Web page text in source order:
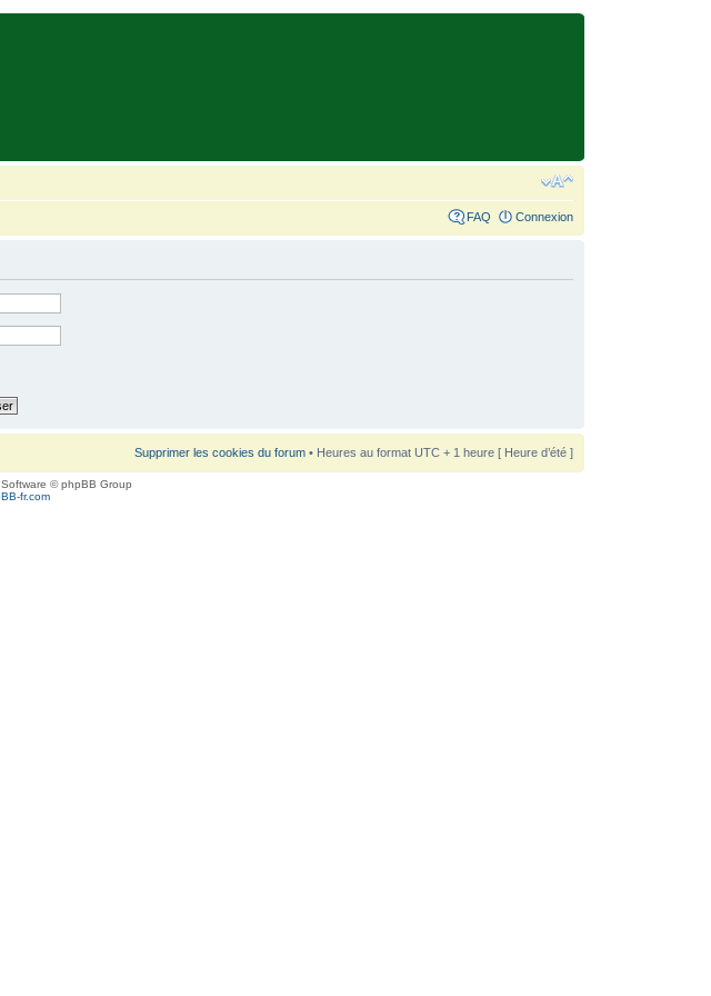
FAQ Connexion
Supprimer les cookies du forum• Heures au format UTC + 1 heure [ Heure d’été ]
© phpBB Group
fr.com